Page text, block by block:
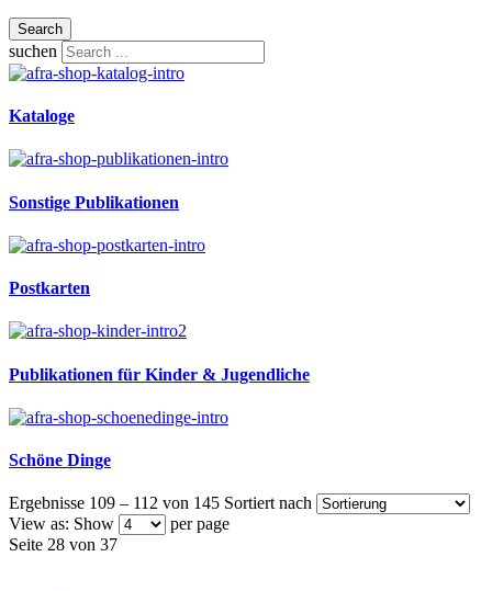
Search
suchen
Kataloge
Sonstige Publikationen
Postkarten
Publikationen für Kinder & Jugendliche
Schöne Dinge
Ergebnisse 109 – 112 von 145 Sortiert nach
View as: Show
per page
Seite 28 von 37